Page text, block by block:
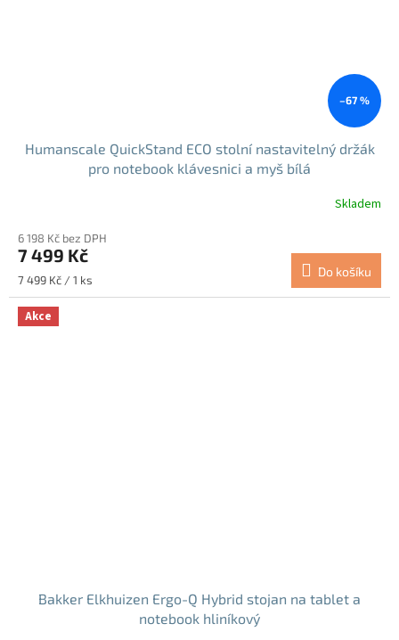
–67 %
Humanscale QuickStand ECO stolní nastavitelný držák
pro notebook klávesnici a myš bílá
Skladem
6 198 Kč bez DPH
7 499 Kč
Měrná
cena:
7 499 Kč / 1 ks
Do košíku
Akce
Bakker Elkhuizen Ergo-Q Hybrid stojan na tablet a
notebook hliníkový